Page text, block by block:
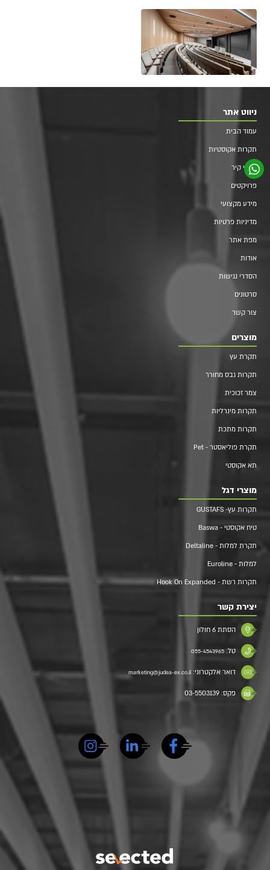
ניווט אתר
עמוד הבית
תקרות אקוסטיות
חיפוי קיר
פרויקטים
מידע מקצועי
מדיניות פרטיות
מפת אתר
אודות
הסדרי נגישות
סרטונים
צור קשר
מוצרים
תקרת עץ
תקרות גבס מחורר
צמר זכוכית
תקרות מינרליות
תקרות מתכת
תקרת פוליאסטר - Pet
תא אקוסטי
מוצרי דגל
תקרות עץ- GUSTAFS
טיח אקוסטי - Baswa
תקרת למלות - Deltaline
למלות - Euroline
תקרות רשת - Hook On Expanded
יצירת קשר
הסתת 6 חולון
טל: 055-4543965
דואר אלקטרוני: marketing@judea-ex.co.il
פקס: 03-5503139